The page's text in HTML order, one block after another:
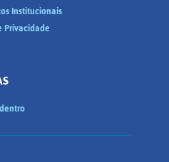
Institucionais
Privacidade